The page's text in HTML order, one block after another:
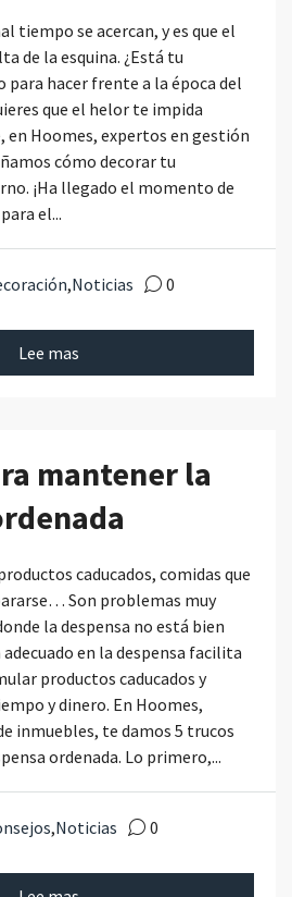
tiempo se acercan, y es que el
de la esquina. ¿Está tu
hacer frente a la época del
que el helor te impida
Hoomes, expertos en gestión
cómo decorar tu
¡Ha llegado el momento de
el...
,Noticias 0
Lee mas
mantener la
caducados, comidas que
Son problemas muy
la despensa no está bien
en la despensa facilita
productos caducados y
y dinero. En Hoomes,
inmuebles, te damos 5 trucos
ordenada. Lo primero,...
,Noticias 0